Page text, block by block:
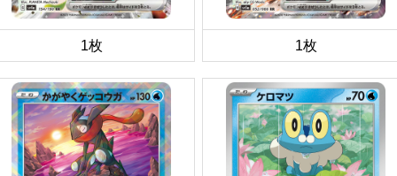
1枚 1枚